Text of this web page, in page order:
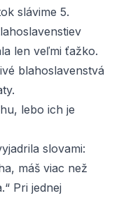
slávime 5.
len veľmi ťažko.
blahoslavenstvá
lebo ich je
slovami:
máš viac než
Pri jednej